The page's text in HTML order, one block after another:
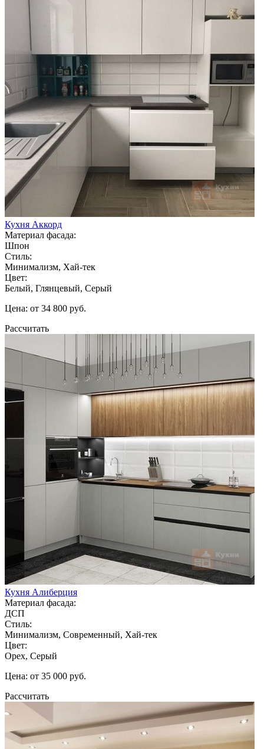
Кухня Аккорд
Материал фасада:
Шпон
Стиль:
Минимализм, Хай-тек
Цвет:
Белый, Глянцевый, Серый
Цена: от 34 800 руб.
Рассчитать
Кухня Алиберция
Материал фасада:
ДСП
Стиль:
Минимализм, Современный, Хай-тек
Цвет:
Орех, Серый
Цена: от 35 000 руб.
Рассчитать